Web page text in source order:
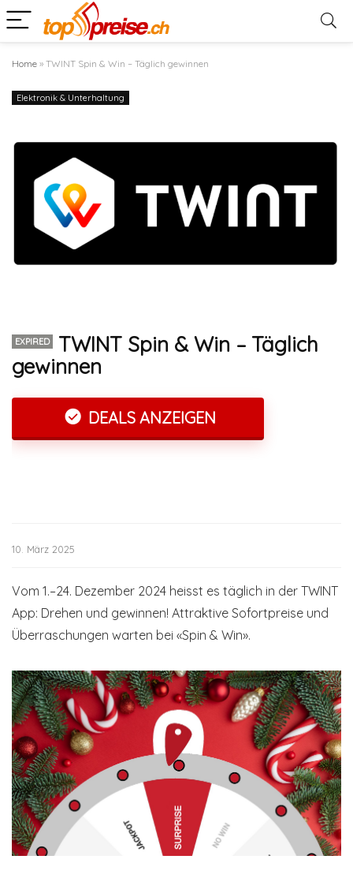
Home » TWINT Spin & Win – Täglich gewinnen
Elektronik & Unterhaltung
EXPIRED
TWINT Spin & Win – Täglich
gewinnen
DEALS ANZEIGEN
10. März 2025
Vom 1.–24. Dezember 2024 heisst es täglich in der TWINT
App: Drehen und gewinnen! Attraktive Sofortpreise und
Überraschungen warten bei «Spin & Win».